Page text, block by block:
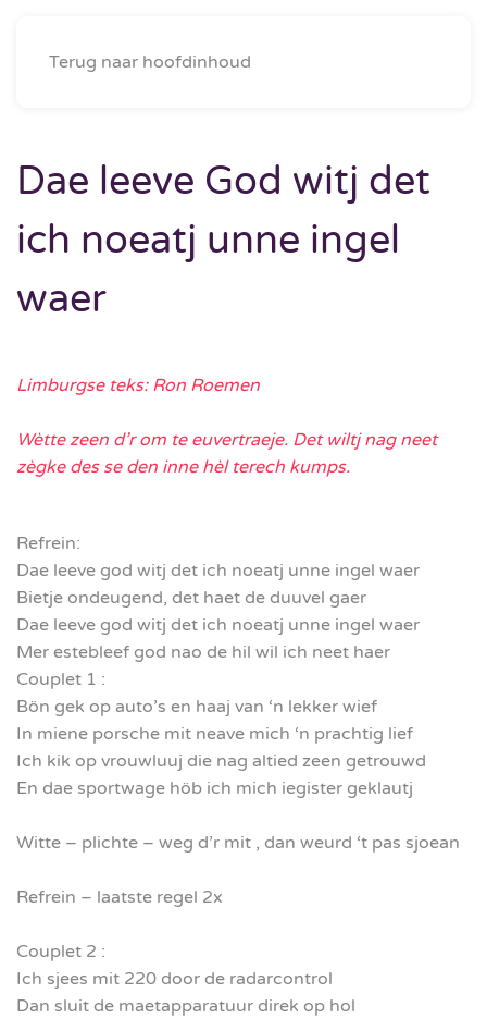
Terug naar hoofdinhoud
Menu
Dae leeve God witj det
ich noeatj unne ingel
waer
Limburgse teks: Ron Roemen
Wètte zeen d’r om te euvertraeje. Det wiltj nag neet
zègke des se den inne hèl terech kumps.
Refrein:
Dae leeve god witj det ich noeatj unne ingel waer
Bietje ondeugend, det haet de duuvel gaer
Dae leeve god witj det ich noeatj unne ingel waer
Mer estebleef god nao de hil wil ich neet haer
Couplet 1 :
Bön gek op auto’s en haaj van ‘n lekker wief
In miene porsche mit neave mich ‘n prachtig lief
Ich kik op vrouwluuj die nag altied zeen getrouwd
En dae sportwage höb ich mich iegister geklautj
Witte – plichte – weg d’r mit , dan weurd ‘t pas sjoean
Refrein – laatste regel 2x
Couplet 2 :
Ich sjees mit 220 door de radarcontrol
Dan sluit de maetapparatuur direk op hol